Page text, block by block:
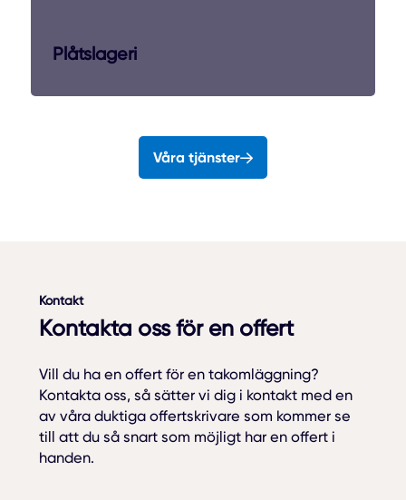
Plåtslageri
Våra tjänster
Kontakt
Kontakta oss för en offert
Vill du ha en offert för en takomläggning?
Kontakta oss, så sätter vi dig i kontakt med en
av våra duktiga offertskrivare som kommer se
till att du så snart som möjligt har en offert i
handen.